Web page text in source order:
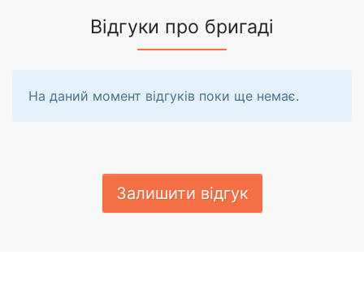
Відгуки про бригаді
На даний момент відгуків поки ще немає.
Залишити відгук